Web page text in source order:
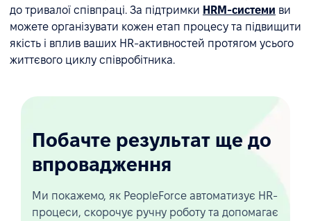
до тривалої співпраці. За підтримки HRM-системи ви
можете організувати кожен етап процесу та підвищити
якість і вплив ваших HR-активностей протягом усього
життєвого циклу співробітника.
Побачте результат ще до
впровадження
Ми покажемо, як PeopleForce автоматизує HR-
процеси, скорочує ручну роботу та допомагає